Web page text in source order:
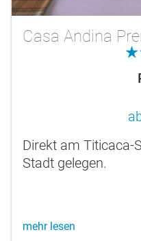
Casa Andina
Direkt am Titicaca-
Stadt gelegen.
mehr lesen